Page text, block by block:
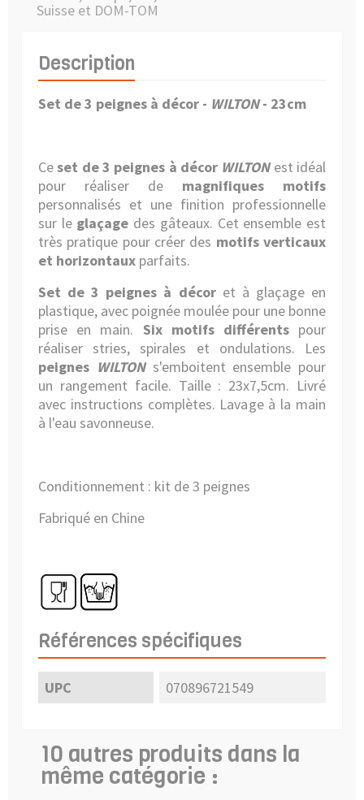
Suisse et DOM-TOM
Description
Set de 3 peignes à décor - WILTON- 23cm
Ceset de 3 peignes à décor WILTONest idéal
pour réaliser de magnifiques motifs
personnalisés et une finition professionnelle
sur le glaçage des gâteaux. Cet ensemble est
très pratique pour créer des motifs verticaux
et horizontaux parfaits.
Set de 3 peignes à décoret à glaçage en
plastique, avec poignée moulée pour une bonne
prise en main. Six motifs différentspour
réaliser stries, spirales et ondulations. Les
peignes WILTONs'emboitent ensemble pour
un rangement facile. Taille : 23x7,5cm. Livré
avec instructions complètes. Lavage à la main
à l'eau savonneuse.
Conditionnement : kit de 3 peignes
Fabriqué en Chine
Références spécifiques
UPC 070896721549
10 autres produits dans la
même catégorie :